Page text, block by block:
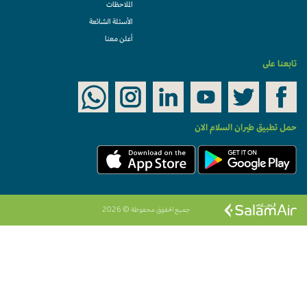
الملاحظات
الأسئلة الشائعة
أعلن معنا
تابعنا على
حمل تطبيق طيران السلام الان
جميع الحقوق محفوظة © 2026